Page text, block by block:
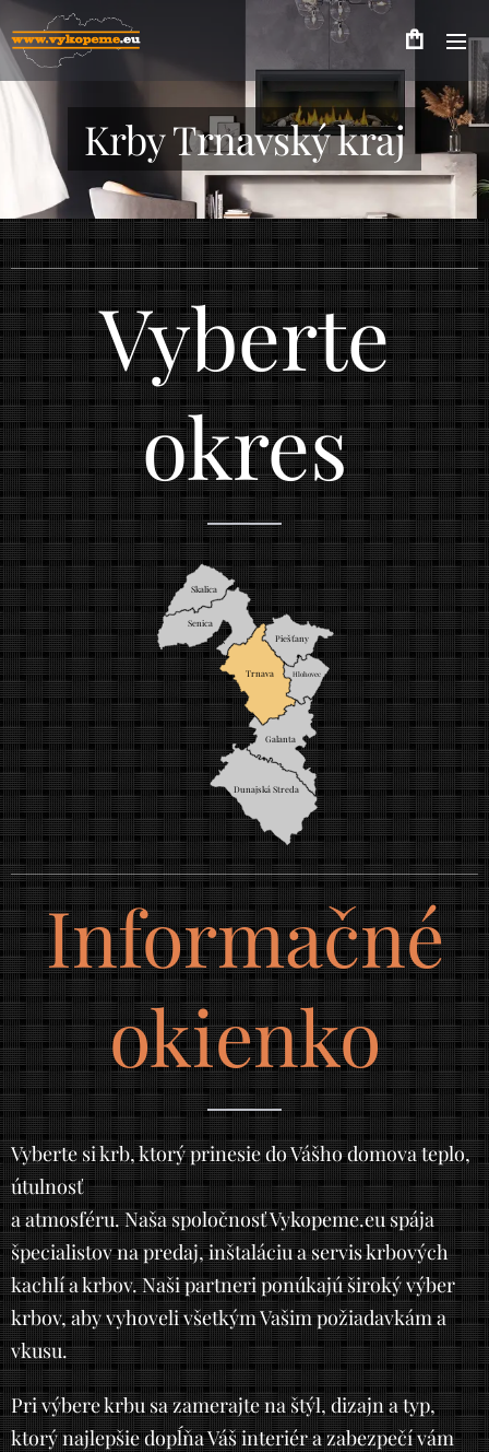
Krby Trnavský kraj
Vyberte
okres
Piešťany
Skalica
Senica
Trnava Hlohovec
Galanta
Dunajská Streda
Informačné
okienko
Vyberte si krb, ktorý prinesie do Vášho domova teplo,
útulnosť
a atmosféru. Naša spoločnosť Vykopeme.eu spája
špecialistov na predaj, inštaláciu a servis krbových
kachlí a krbov. Naši partneri ponúkajú široký výber
krbov, aby vyhoveli všetkým Vašim požiadavkám a
vkusu.
Pri výbere krbu sa zamerajte na štýl, dizajn a typ,
ktorý najlepšie dopĺňa Váš interiér a zabezpečí vám